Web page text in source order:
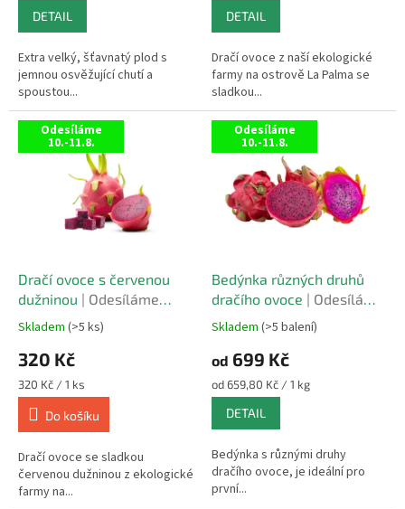
5
hvězdiček.
DETAIL
Extra velký, šťavnatý plod s
jemnou osvěžující chutí a
spoustou...
5
hvězdiček.
DETAIL
Dračí ovoce z naší ekologické
farmy na ostrově La Palma se
sladkou...
Odesíláme
10.-11.8.
Dračí ovoce s červenou
dužninou | Odesíláme
10.-11.8.
Průměrné
produktu
je
5,0
5
hvězdiček.
Skladem (>5 ks)
320 Kč
Měrná
cena:
320 Kč / 1 ks
Do košíku
Dračí ovoce se sladkou
červenou dužninou z ekologické
farmy na...
Odesíláme
10.-11.8.
Bedýnka různých druhů
dračího ovoce | Odesíláme
10.-11.8.
Průměrné
produktu
je
5,0
5
hvězdiček.
Skladem (>5 balení)
od 699 Kč
Měrná
cena:
od 659,80 Kč / 1 kg
DETAIL
Bedýnka s různými druhy
dračího ovoce, je ideální pro
první...